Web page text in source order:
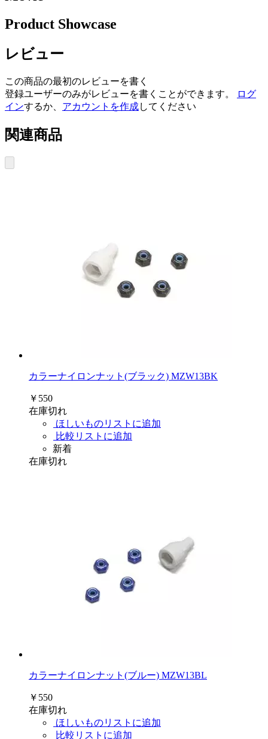
Product Showcase
レビュー
この商品の最初のレビューを書く
登録ユーザーのみがレビューを書くことができます。
ログ
インするか、 アカウントを作成してください
関連商品
カラーナイロンナット(ブラック) MZW13BK
￥550
在庫切れ
ほしいものリストに追加
比較リストに追加
新着
在庫切れ
カラーナイロンナット(ブルー) MZW13BL
￥550
在庫切れ
ほしいものリストに追加
比較リストに追加